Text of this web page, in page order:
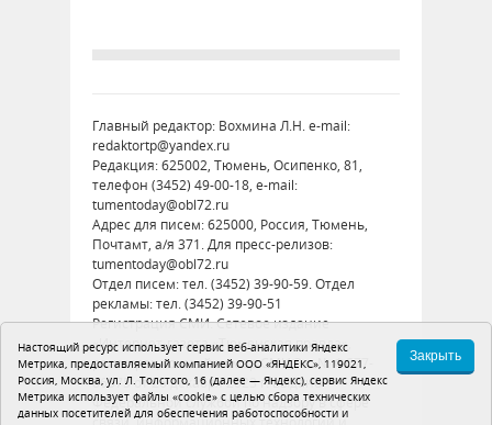
Главный редактор: Вохмина Л.Н. e-mail:
redaktortp@yandex.ru
Редакция: 625002, Тюмень, Осипенко, 81,
телефон (3452) 49-00-18, e-mail:
tumentoday@obl72.ru
Адрес для писем: 625000, Россия, Тюмень,
Почтамт, а/я 371. Для пресс-релизов:
tumentoday@obl72.ru
Отдел писем: тел. (3452) 39-90-59. Отдел
рекламы: тел. (3452) 39-90-51
Регистрация СМИ: Сетевое издание
«Интернет-газета «Тюменская правда»,
регистрационный номер СМИ Эл № ФС77-
86575 от 26 декабря 2023 г. выдано
Федеральной службой по надзору в сфере
Настоящий ресурс использует сервис веб-аналитики Яндекс
Метрика, предоставляемый компанией ООО «ЯНДЕКС», 119021,
Россия, Москва, ул. Л. Толстого, 16 (далее — Яндекс), сервис Яндекс
Метрика использует файлы «cookie» с целью сбора технических
данных посетителей для обеспечения работоспособности и
Закрыть